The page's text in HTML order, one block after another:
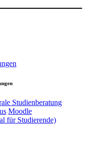
Studienberatung
Moodle
für Studierende)